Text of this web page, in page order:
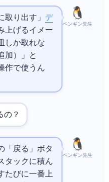
ペンギン先生
取り出す」 デ
上げるイメー
しか取れな
追加）」と
操作で使うん
の？
ペンギン先生
「戻る」ボタ
タックに積ん
たびに一番上